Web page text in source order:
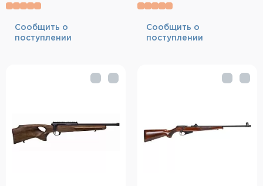
снаряжения
Элементы питания и зарядные
Ремни, патронташи и подсумки
Cообщить о
поступлении
Cообщить о
поступлении